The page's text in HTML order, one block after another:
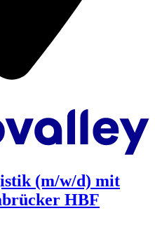
(m/w/d) mit
HBF